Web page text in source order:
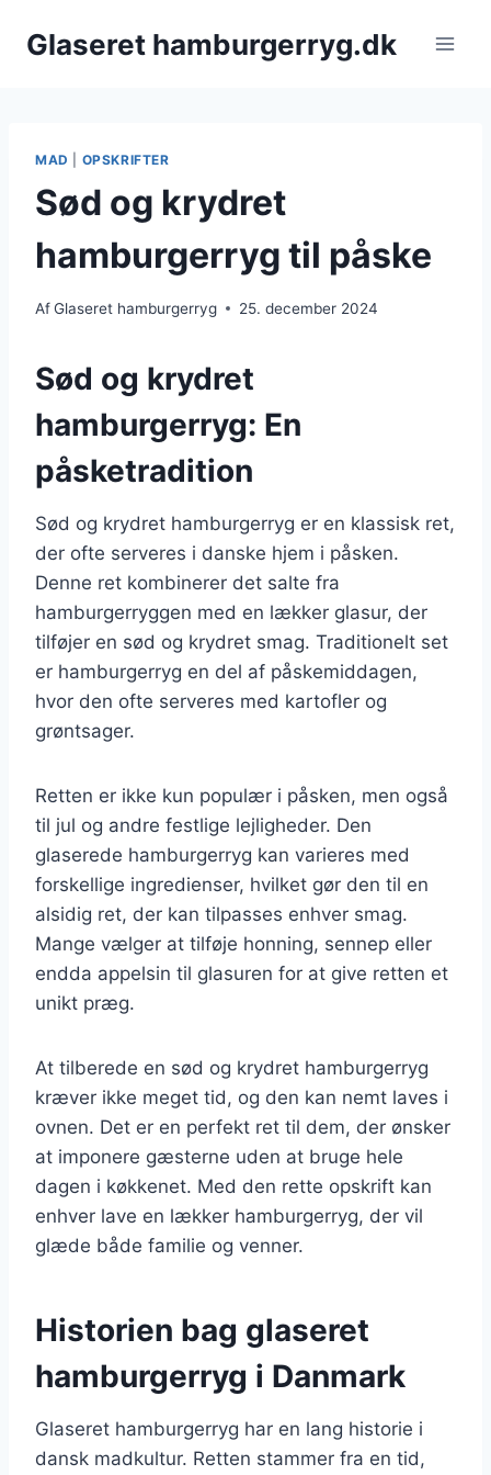
Glaseret hamburgerryg.dk
MAD OPSKRIFTER
Sød og krydret
hamburgerryg til påske
AfGlaseret hamburgerryg 25. december 2024
Sød og krydret
hamburgerryg: En
påsketradition
Sød og krydret hamburgerryg er en klassisk ret,
der ofte serveres i danske hjem i påsken.
Denne ret kombinerer det salte fra
hamburgerryggen med en lækker glasur, der
tilføjer en sød og krydret smag. Traditionelt set
er hamburgerryg en del af påskemiddagen,
hvor den ofte serveres med kartofler og
grøntsager.
Retten er ikke kun populær i påsken, men også
til jul og andre festlige lejligheder. Den
glaserede hamburgerryg kan varieres med
forskellige ingredienser, hvilket gør den til en
alsidig ret, der kan tilpasses enhver smag.
Mange vælger at tilføje honning, sennep eller
endda appelsin til glasuren for at give retten et
unikt præg.
At tilberede en sød og krydret hamburgerryg
kræver ikke meget tid, og den kan nemt laves i
ovnen. Det er en perfekt ret til dem, der ønsker
at imponere gæsterne uden at bruge hele
dagen i køkkenet. Med den rette opskrift kan
enhver lave en lækker hamburgerryg, der vil
glæde både familie og venner.
Historien bag glaseret
hamburgerryg i Danmark
Glaseret hamburgerryg har en lang historie i
dansk madkultur. Retten stammer fra en tid,